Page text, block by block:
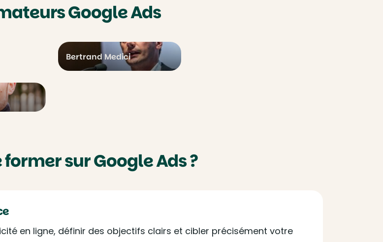
Google Ads
Bertrand Medici
sur Google Ads ?
en ligne, définir des objectifs clairs et cibler précisément votre